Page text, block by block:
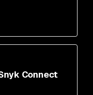
Connect